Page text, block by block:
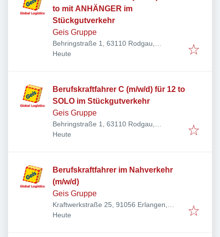
to mit ANHÄNGER im
Stückgutverkehr
Geis Gruppe
Behringstraße 1, 63110 Rodgau,
Deutschland
Veröffentlicht
Heute
Berufskraftfahrer C (m/w/d) für 12 to
SOLO im Stückgutverkehr
Geis Gruppe
Behringstraße 1, 63110 Rodgau,
Deutschland
Veröffentlicht
Heute
Berufskraftfahrer im Nahverkehr
(m/w/d)
Geis Gruppe
Kraftwerkstraße 25, 91056 Erlangen,
Deutschland
Veröffentlicht
Heute